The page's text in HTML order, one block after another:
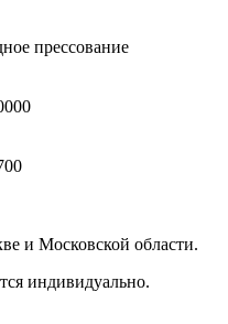
прессование
и Московской области.
индивидуально.